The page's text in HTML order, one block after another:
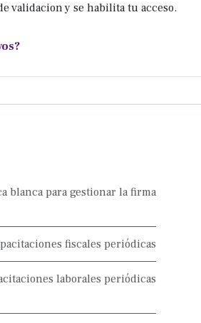
validacion y se habilita tu acceso.
blanca para gestionar la firma
fiscales periódicas
laborales periódicas